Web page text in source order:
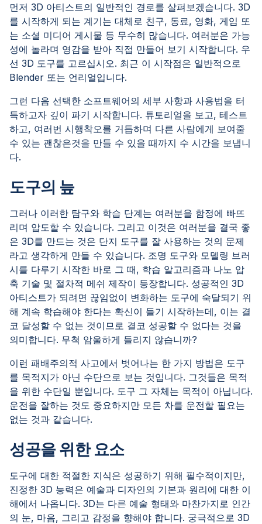
먼저 3D 아티스트의 일반적인 경로를 살펴보겠습니다. 3D
를 시작하게 되는 계기는 대체로 친구, 동료, 영화, 게임 또
는 소셜 미디어 게시물 등 무수히 많습니다. 여러분은 가능
성에 놀라며 영감을 받아 직접 만들어 보기 시작합니다. 우
선 3D 도구를 고르십시오. 최근 이 시작점은 일반적으로
Blender 또는 언리얼입니다.
그런 다음 선택한 소프트웨어의 세부 사항과 사용법을 터
득하고자 깊이 파기 시작합니다. 튜토리얼을 보고, 테스트
하고, 여러번 시행착오를 거듭하며 다른 사람에게 보여줄
수 있는 괜찮은것을 만들 수 있을 때까지 수 시간을 보냅니
다.
도구의 늪
그러나 이러한 탐구와 학습 단계는 여러분을 함정에 빠뜨
리며 압도할 수 있습니다. 그리고 이것은 여러분을 결국 좋
은 3D를 만드는 것은 단지 도구를 잘 사용하는 것의 문제
라고 생각하게 만들 수 있습니다. 조명 도구와 모델링 브러
시를 다루기 시작한 바로 그 때, 학습 알고리즘과 나노 압
축 기술 및 절차적 메쉬 제작이 등장합니다. 성공적인 3D
아티스트가 되려면 끊임없이 변화하는 도구에 숙달되기 위
해 계속 학습해야 한다는 확신이 들기 시작하는데, 이는 결
코 달성할 수 없는 것이므로 결코 성공할 수 없다는 것을
의미합니다. 무척 암울하게 들리지 않습니까?
이런 패배주의적 사고에서 벗어나는 한 가지 방법은 도구
를 목적지가 아닌 수단으로 보는 것입니다. 그것들은 목적
을 위한 수단일 뿐입니다. 도구 그 자체는 목적이 아닙니다.
운전을 잘하는 것도 중요하지만 모든 차를 운전할 필요는
없는 것과 같습니다.
성공을 위한 요소
도구에 대한 적절한 지식은 성공하기 위해 필수적이지만,
진정한 3D 능력은 예술과 디자인의 기본과 원리에 대한 이
해에서 나옵니다. 3D는 다른 예술 형태와 마찬가지로 인간
의 눈, 마음, 그리고 감정을 향해야 합니다. 궁극적으로 3D